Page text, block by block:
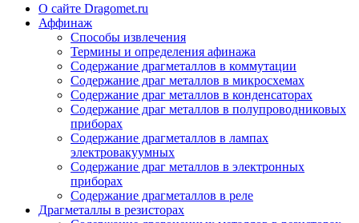
О сайте Dragomet.ru
Аффинаж
Способы извлечения
Термины и определения афинажа
Содержание драгметаллов в коммутации
Содержание драг металлов в микросхемах
Содержание драг металлов в конденсаторах
Содержание драг металлов в полупроводниковых
приборах
Содержание драгметаллов в лампах
электровакуумных
Содержание драг металлов в электронных
приборах
Содержание драгметаллов в реле
Драгметаллы в резисторах